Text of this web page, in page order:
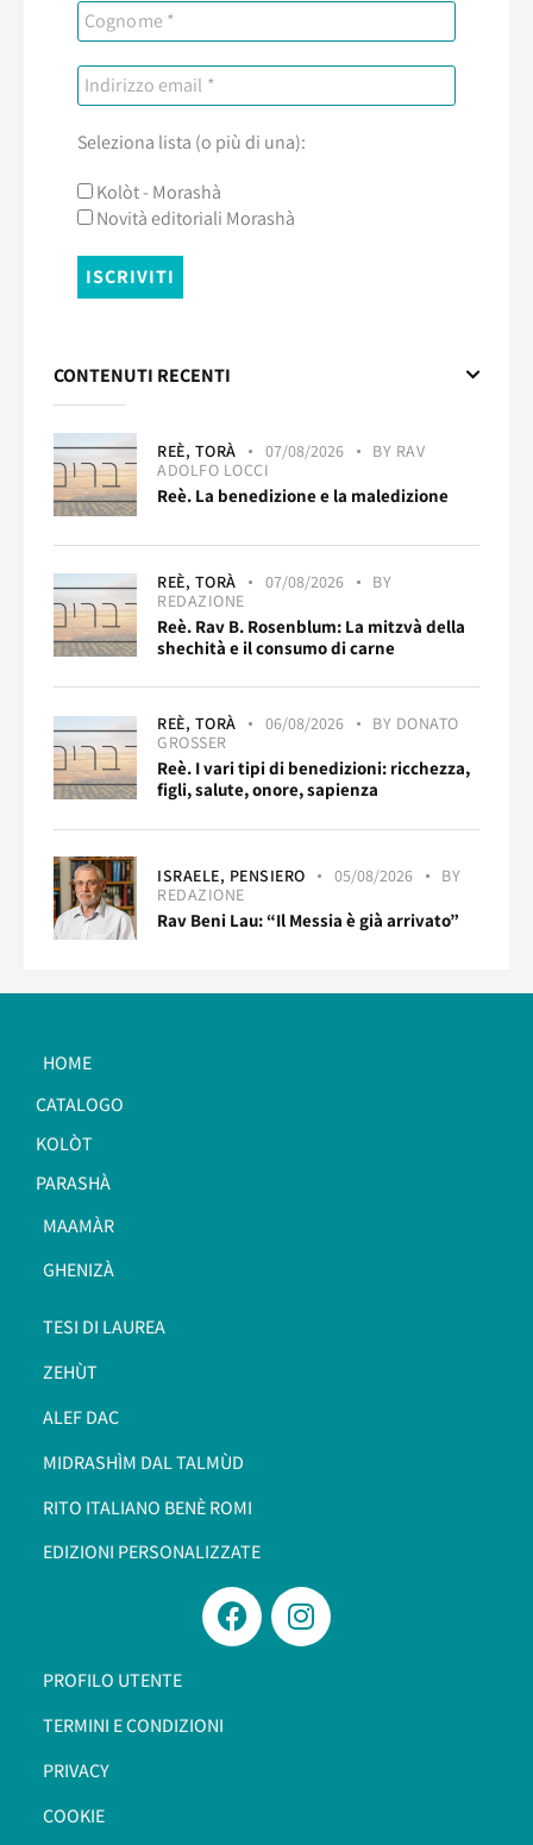
Seleziona lista (o più di una):
Kolòt - Morashà
Novità editoriali Morashà
CONTENUTI RECENTI
REÈ, TORÀ 07/08/2026 BY RAV
ADOLFO LOCCI
Reè. La benedizione e la maledizione
REÈ, TORÀ 07/08/2026
BY
REDAZIONE
Reè. Rav B. Rosenblum: La mitzvà della
shechità e il consumo di carne
REÈ, TORÀ 06/08/2026 BY DONATO
GROSSER
Reè. I vari tipi di benedizioni: ricchezza,
figli, salute, onore, sapienza
ISRAELE, PENSIERO 05/08/2026
BY
REDAZIONE
Rav Beni Lau: “Il Messia è già arrivato”
HOME
CATALOGO
KOLÒT
PARASHÀ
MAAMÀR
GHENIZÀ
TESI DI LAUREA
ZEHÙT
ALEF DAC
MIDRASHÌM DAL TALMÙD
RITO ITALIANO BENÈ ROMI​
EDIZIONI PERSONALIZZATE
PROFILO UTENTE
TERMINI E CONDIZIONI
PRIVACY
COOKIE